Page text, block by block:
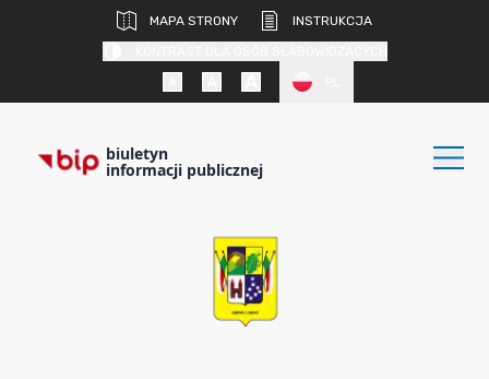
MAPA STRONY
INSTRUKCJA
biuletyn
informacji publicznej